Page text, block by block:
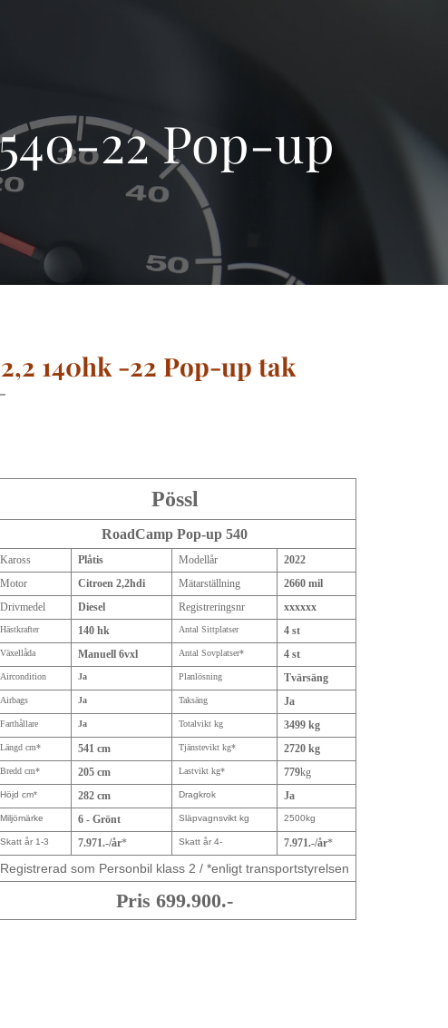
22 Pop-up
140hk -22 Pop-up tak
Pössl
RoadCamp Pop-up 540
Kaross Plåtis Modellår
2022
Motor
Citroen 2,2hdi Mätarställning
2660 mil
Drivmedel
Diesel Registreringsnr xxxxxx
Hästkrafter 140 hk Antal Sittplatser 4 st
Växellåda Manuell 6vxl Antal Sovplatser* 4 st
Aircondition Ja Planlösning Tvärsäng
Airbags Ja Taksäng Ja
Farthållare Ja Totalvikt kg 3499 kg
Längd cm* 541 cm Tjänstevikt kg* 2720 kg
Bredd cm* 205 cm Lastvikt kg* 779kg
Höjd cm* 282 cm Dragkrok Ja
Miljömärke 6 - Grönt Släpvagnsvikt kg 2500kg
Skatt år 1-3 7.971.-/år* Skatt år 4- 7.971.-/år*
Registrerad som Personbil klass 2 / *enligt transportstyrelsen
Pris 699.900.-